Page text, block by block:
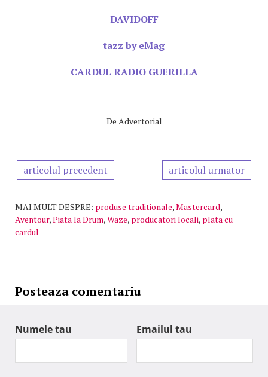
DAVIDOFF
tazz by eMag
CARDUL RADIO GUERILLA
De Advertorial
articolul precedent articolul urmator
MAI MULT DESPRE: produse traditionale,Mastercard,
Aventour,Piata la Drum,Waze, producatori locali, plata cu
cardul
Posteaza comentariu
Numele tau Emailul tau